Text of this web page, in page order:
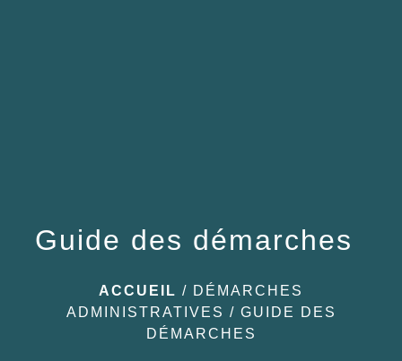
Guide des démarches
ACCUEIL / DÉMARCHES
ADMINISTRATIVES / GUIDE DES
DÉMARCHES